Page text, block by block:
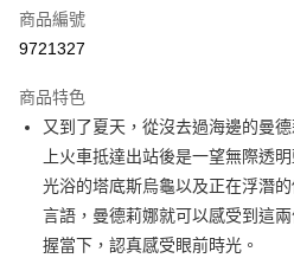
超商取貨付款
Apple Pay
街口支付
悠遊付
AFTEE先享後付
商品編號
9721327
商品特色
又到了夏天，從沒去過海邊的曼
上火車抵達出站後是一望無際透
光浴的塔底斯烏龜以及正在浮潛
言語，曼德莉娜就可以感受到這
握當下，認真感受眼前時光。